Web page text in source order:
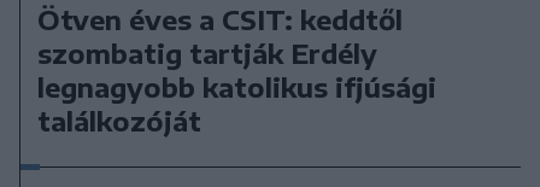
Ötven éves a CSIT: keddtől
szombatig tartják Erdély
legnagyobb katolikus ifjúsági
találkozóját